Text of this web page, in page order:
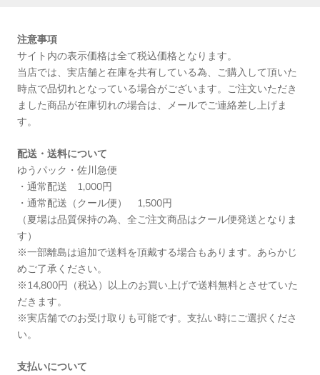
注意事項
サイト内の表示価格は全て税込価格となります。
当店では、実店舗と在庫を共有している為、ご購入して頂いた
時点で品切れとなっている場合がございます。ご注文いただき
ました商品が在庫切れの場合は、メールでご連絡差し上げま
す。
配送・送料について
ゆうパック・佐川急便
・通常配送 1,000円
・通常配送（クール便） 1,500円
（夏場は品質保持の為、全ご注文商品はクール便発送となりま
す）
※一部離島は追加で送料を頂戴する場合もあります。あらかじ
めご了承ください。
※14,800円（税込）以上のお買い上げで送料無料とさせていた
だきます。
※実店舗でのお受け取りも可能です。支払い時にご選択くださ
い。
支払いについて